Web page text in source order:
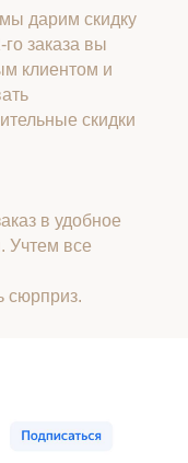
дарим скидку
заказа вы
клиентом и
скидки
в удобное
Учтем все
сюрприз.